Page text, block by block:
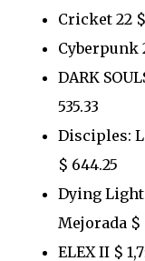
Cricket 22
Cyberpunk
DARK
535.33
Disciples:
$ 644.25
Dying
Mejorada $
ELEX II $